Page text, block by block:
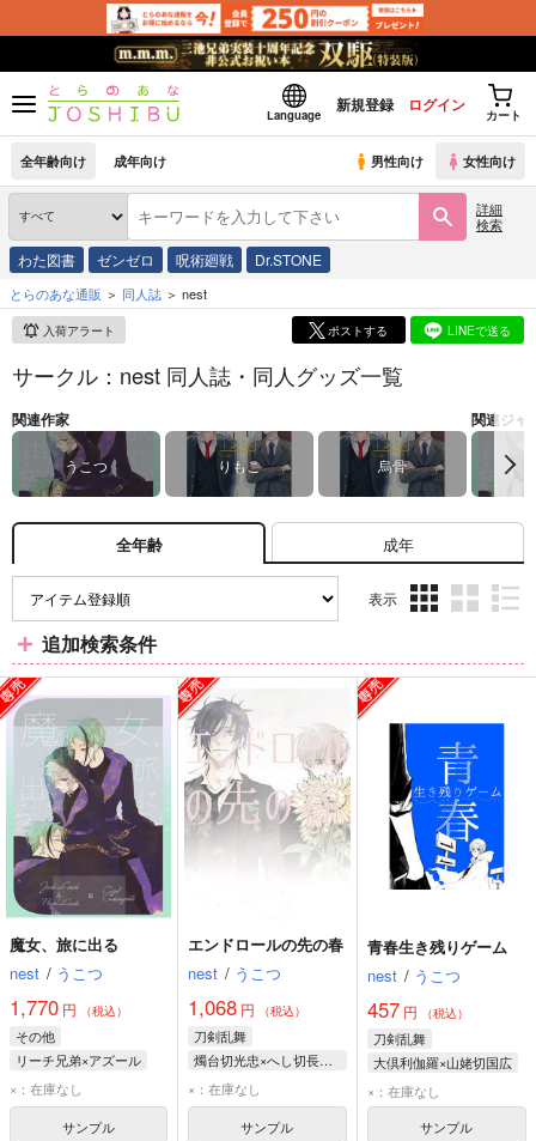
Language
新規登録 ログイン
カート
全年齢向け 成年向け 男性向け 女性向け
詳細
検索
わた図書 ゼンゼロ 呪術廻戦 Dr.STONE
とらのあな通販 同人誌 nest
入荷アラート ポストする LINEで送る
サークル：nest 同人誌・同人グッズ一覧
関連作家
うこつ りもこ 烏骨
関連ジャ
全年齢 成年
表示
ム
表
ム
表
ム
表
追加検索条件
魔女、旅に出る
nest / うこつ
1,770 円 （税込）
その他
リーチ兄弟×アズール
×：在庫なし
サンプル
エンドロールの先の春
nest / うこつ
1,068 円 （税込）
刀剣乱舞
燭台切光忠×へし切長谷部
×：在庫なし
サンプル
青春生き残りゲーム
nest / うこつ
457円 （税込）
刀剣乱舞
大倶利伽羅×山姥切国広
大倶利伽羅
山姥切国広
×：在庫なし
サンプル